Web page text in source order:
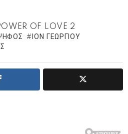
OF LOVE 2
ΊΟΝ ΓΕΩΡΓΊΟΥ